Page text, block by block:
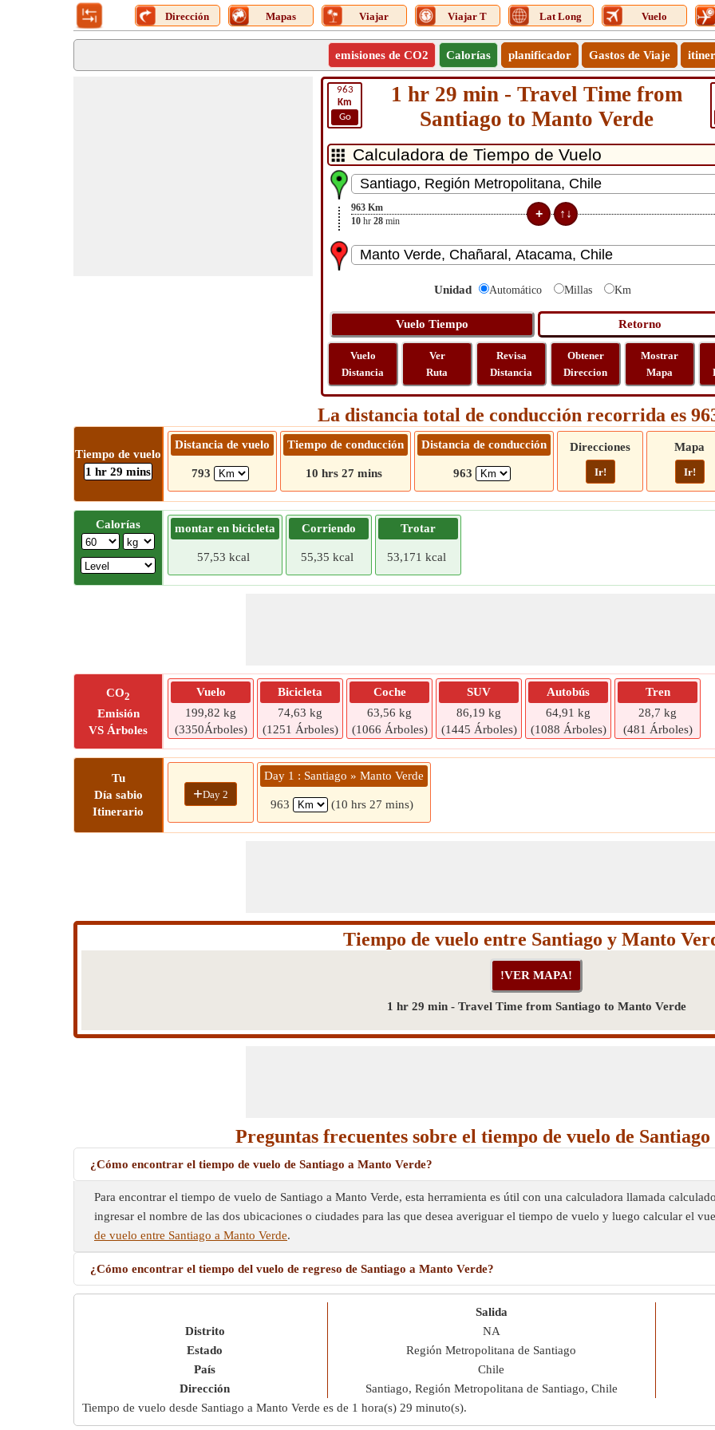
Dirección Mapas Viajar Viajar T Lat Long Vuelo
emisiones de CO2 Calorías planificador Gastos de Viaje
963
Km
Go
1 hr 29 min - Travel Time from
Santiago to Manto Verde
963 Km
10 hr 28 min
Unidad Automático Millas Km
Vuelo
Distancia
Ver
Ruta
Revisa
Distancia
Obtener
Direccion
Mostrar
Mapa
La distancia total de conducción recorrida es
Tiempo de vuelo
1 hr 29 mins
Distancia de vuelo
793
Tiempo de conducción
10 hrs 27 mins
Distancia de conducción
963
Direcciones
Ir!
Mapa
Ir!
Calorías montar en bicicleta
57,53 kcal
Corriendo
55,35 kcal
Trotar
53,171 kcal
CO2
Emisión
VS Árboles
Vuelo
199,82 kg
(3350Árboles)
Bicicleta
74,63 kg
(1251 Árboles)
Coche
63,56 kg
(1066 Árboles)
SUV
86,19 kg
(1445 Árboles)
Autobús
64,91 kg
(1088 Árboles)
Tren
28,7 kg
(481 Árboles)
Tu
Día sabio
Itinerario
+Day 2
Day 1 : Santiago » Manto Verde
963 (10 hrs 27 mins)
Tiempo de vuelo entre Santiago y Manto
1 hr 29 min - Travel Time from Santiago to Manto Verde
Preguntas frecuentes sobre el tiempo de vuelo de
¿Cómo encontrar el tiempo de vuelo de Santiago a Manto Verde?
Para encontrar el tiempo de vuelo de Santiago a Manto Verde, esta herramienta es útil con una calculadora llamada
ingresar el nombre de las dos ubicaciones o ciudades para las que desea averiguar el tiempo de vuelo y luego calcular el
de vuelo entre Santiago a Manto Verde.
¿Cómo encontrar el tiempo del vuelo de regreso de Santiago a Manto Verde?
Distrito
Estado
País
Dirección
Salida
NA
Región Metropolitana de Santiago
Chile
Santiago, Región Metropolitana de Santiago, Chile
Tiempo de vuelo desde Santiago a Manto Verde es de 1 hora(s) 29 minuto(s).